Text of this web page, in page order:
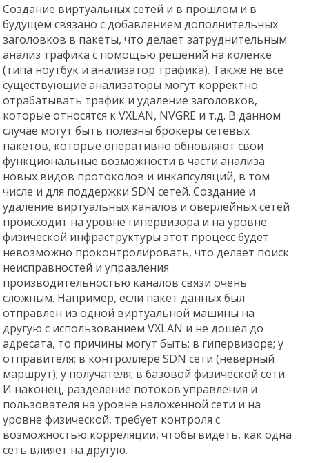
Создание виртуальных сетей и в прошлом и в
будущем связано с добавлением дополнительных
заголовков в пакеты, что делает затруднительным
анализ трафика с помощью решений на коленке
(типа ноутбук и анализатор трафика). Также не все
существующие анализаторы могут корректно
отрабатывать трафик и удаление заголовков,
которые относятся к VXLAN, NVGRE и т.д. В данном
случае могут быть полезны брокеры сетевых
пакетов, которые оперативно обновляют свои
функциональные возможности в части анализа
новых видов протоколов и инкапсуляций, в том
числе и для поддержки SDN сетей. Создание и
удаление виртуальных каналов и оверлейных сетей
происходит на уровне гипервизора и на уровне
физической инфраструктуры этот процесс будет
невозможно проконтролировать, что делает поиск
неисправностей и управления
производительностью каналов связи очень
сложным. Например, если пакет данных был
отправлен из одной виртуальной машины на
другую с использованием VXLAN и не дошел до
адресата, то причины могут быть: в гипервизоре; у
отправителя; в контроллере SDN сети (неверный
маршрут); у получателя; в базовой физической сети.
И наконец, разделение потоков управления и
пользователя на уровне наложенной сети и на
уровне физической, требует контроля с
возможностью корреляции, чтобы видеть, как одна
сеть влияет на другую.